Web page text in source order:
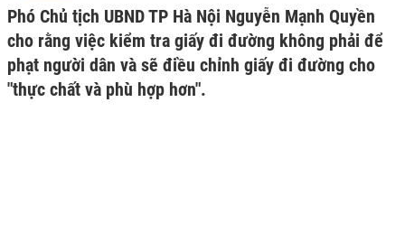
Phó Chủ tịch UBND TP Hà Nội Nguyễn Mạnh Quyền
cho rằng việc kiểm tra giấy đi đường không phải để
phạt người dân và sẽ điều chỉnh giấy đi đường cho
"thực chất và phù hợp hơn".